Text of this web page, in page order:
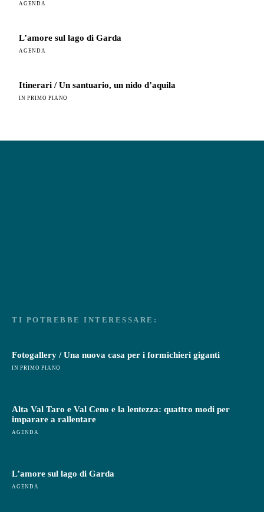
AGENDA
L’amore sul lago di Garda
AGENDA
Itinerari / Un santuario, un nido d’aquila
IN PRIMO PIANO
TI POTREBBE INTERESSARE:
Fotogallery / Una nuova casa per i formichieri giganti
IN PRIMO PIANO
Alta Val Taro e Val Ceno e la lentezza: quattro modi per
imparare a rallentare
AGENDA
L’amore sul lago di Garda
AGENDA